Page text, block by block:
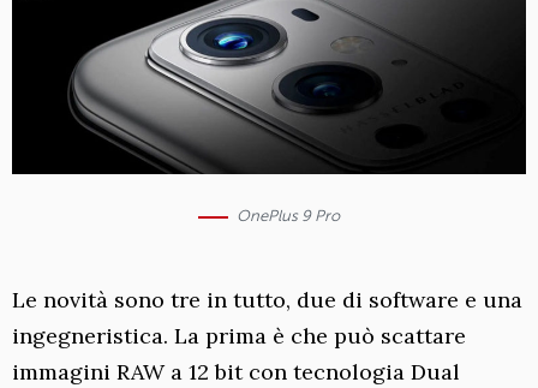
OnePlus 9 Pro
Le novità sono tre in tutto, due di software e una
ingegneristica. La prima è che può scattare
immagini RAW a 12 bit con tecnologia Dual